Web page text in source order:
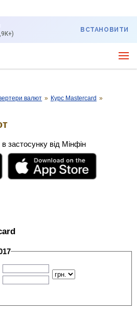
ВСТАНОВИТИ
валют » Курс Mastercard »
застосунку від Мінфін